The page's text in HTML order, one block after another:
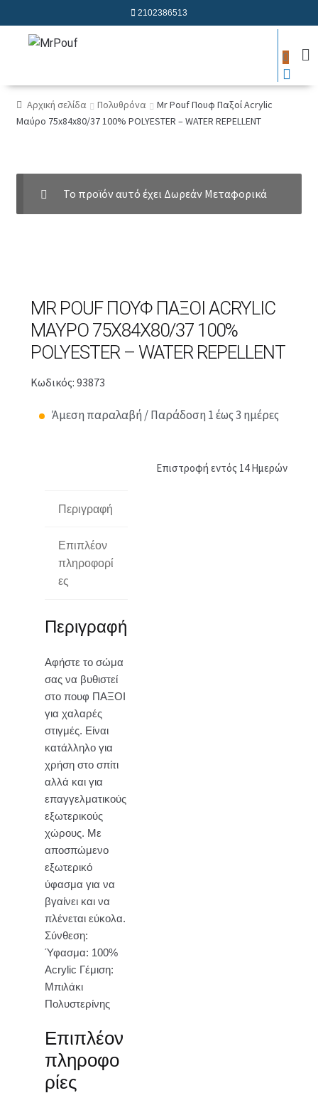
2102386513
0
Αρχική σελίδα Πολυθρόνα
Mr Pouf Πουφ Παξοί Acrylic
Μαύρο 75x84x80/37 100% POLYESTER – WATER REPELLENT
Το προϊόν αυτό έχει Δωρεάν Μεταφορικά
MR POUF ΠΟΥΦ ΠΑΞΟΊ ACRYLIC
ΜΑΎΡΟ 75X84X80/37 100%
POLYESTER – WATER REPELLENT
Κωδικός: 93873
Άμεση παραλαβή / Παράδοση 1 έως 3 ημέρες
Επιστροφή εντός 14 Ημερών
Περιγραφή
Επιπλέον
πληροφορί
ες
Περιγραφή
Αφήστε το σώμα
σας να βυθιστεί
στο πουφ ΠΑΞΟΙ
για χαλαρές
στιγμές. Είναι
κατάλληλο για
χρήση στο σπίτι
αλλά και για
επαγγελματικούς
εξωτερικούς
χώρους. Με
αποσπώμενο
εξωτερικό
ύφασμα για να
βγαίνει και να
πλένεται εύκολα.
Σύνθεση:
Ύφασμα: 100%
Acrylic Γέμιση:
Μπιλάκι
Πολυστερίνης
Επιπλέον
πληροφο
ρίες